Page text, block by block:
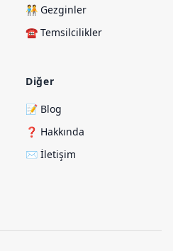
🧑‍🤝‍🧑 Gezginler
☎️ Temsilcilikler
Diğer
📝 Blog
❓ Hakkında
✉️ İletişim